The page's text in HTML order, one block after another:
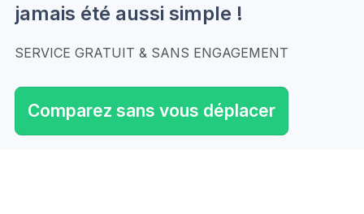
jamais été aussi simple !
SERVICE GRATUIT & SANS ENGAGEMENT
Comparez sans vous déplacer